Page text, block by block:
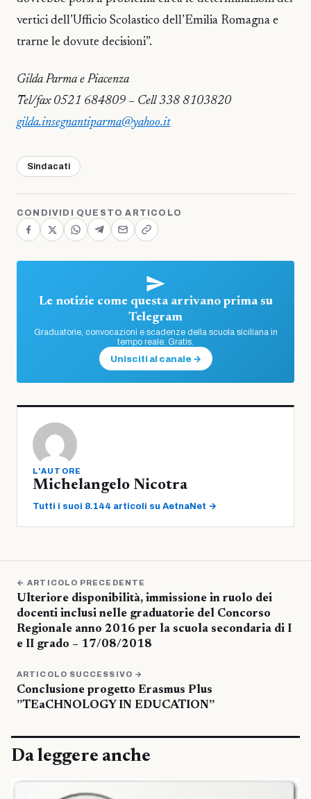
vertici dell’Ufficio Scolastico dell’Emilia Romagna e
trarne le dovute decisioni”.
Gilda Parma e Piacenza
Tel/fax 0521 684809 – Cell 338 8103820
gilda.insegnantiparma@yahoo.it
Sindacati
CONDIVIDI QUESTO ARTICOLO
Le notizie come questa arrivano prima su
Telegram
Graduatorie, convocazioni e scadenze della scuola siciliana in
tempo reale. Gratis.
Unisciti al canale →
L'AUTORE
Michelangelo Nicotra
Tutti i suoi 8.144 articoli su AetnaNet →
← ARTICOLO PRECEDENTE
Ulteriore disponibilità, immissione in ruolo dei
docenti inclusi nelle graduatorie del Concorso
Regionale anno 2016 per la scuola secondaria di I
e II grado – 17/08/2018
ARTICOLO SUCCESSIVO →
Conclusione progetto Erasmus Plus
”TEaCHNOLOGY IN EDUCATION”
Da leggere anche